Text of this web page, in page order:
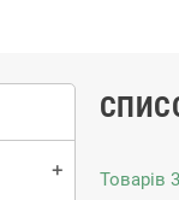
add Товарів